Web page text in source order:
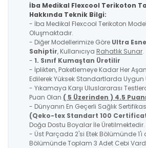
İba Medikal Flexcool Terikoton
Hakkında Teknik Bilgi:
- İba Medikal Flexcool Terikoton
Oluşmaktadır.
- Diğer Modellerimize Göre Ultra
Sahiptir, Kullanıcıya Rahatlık Sunar.
- 1. Sınıf Kumaştan Üretilir
- İplikten, Paketlemeye Kadar Her
Edilerek Yüksek Standartlarda Uygun
- Yıkamaya Karşı Uluslararası
Puan Olan ( 5 Üzerinden ) 4.5
- Dünyanın En Geçerli Sağlık
(Qeko-tex Standart 100
Doğa Dostu Boyalar İle Üretilmektedir.
- Üst Parçada 2'si Etek Bölümünde 1'i
Bölümünde Toplam 3 Adet Cebi